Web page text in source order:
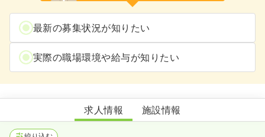
最新の募集状況が知りたい
実際の職場環境や給与が知りたい
老人保健施設翔寿苑
求人情報 施設情報